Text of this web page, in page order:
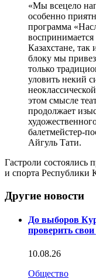
«Мы всецело
особенно
программа
Казахстане,
блоку мы
только
уловить некий
этом смысле
продолжает
балетмейстер-
Айгуль Тати.
Гастроли состоялись
и спорта Республики
Другие новости
До выборов
проверить
10.08.26
Общество